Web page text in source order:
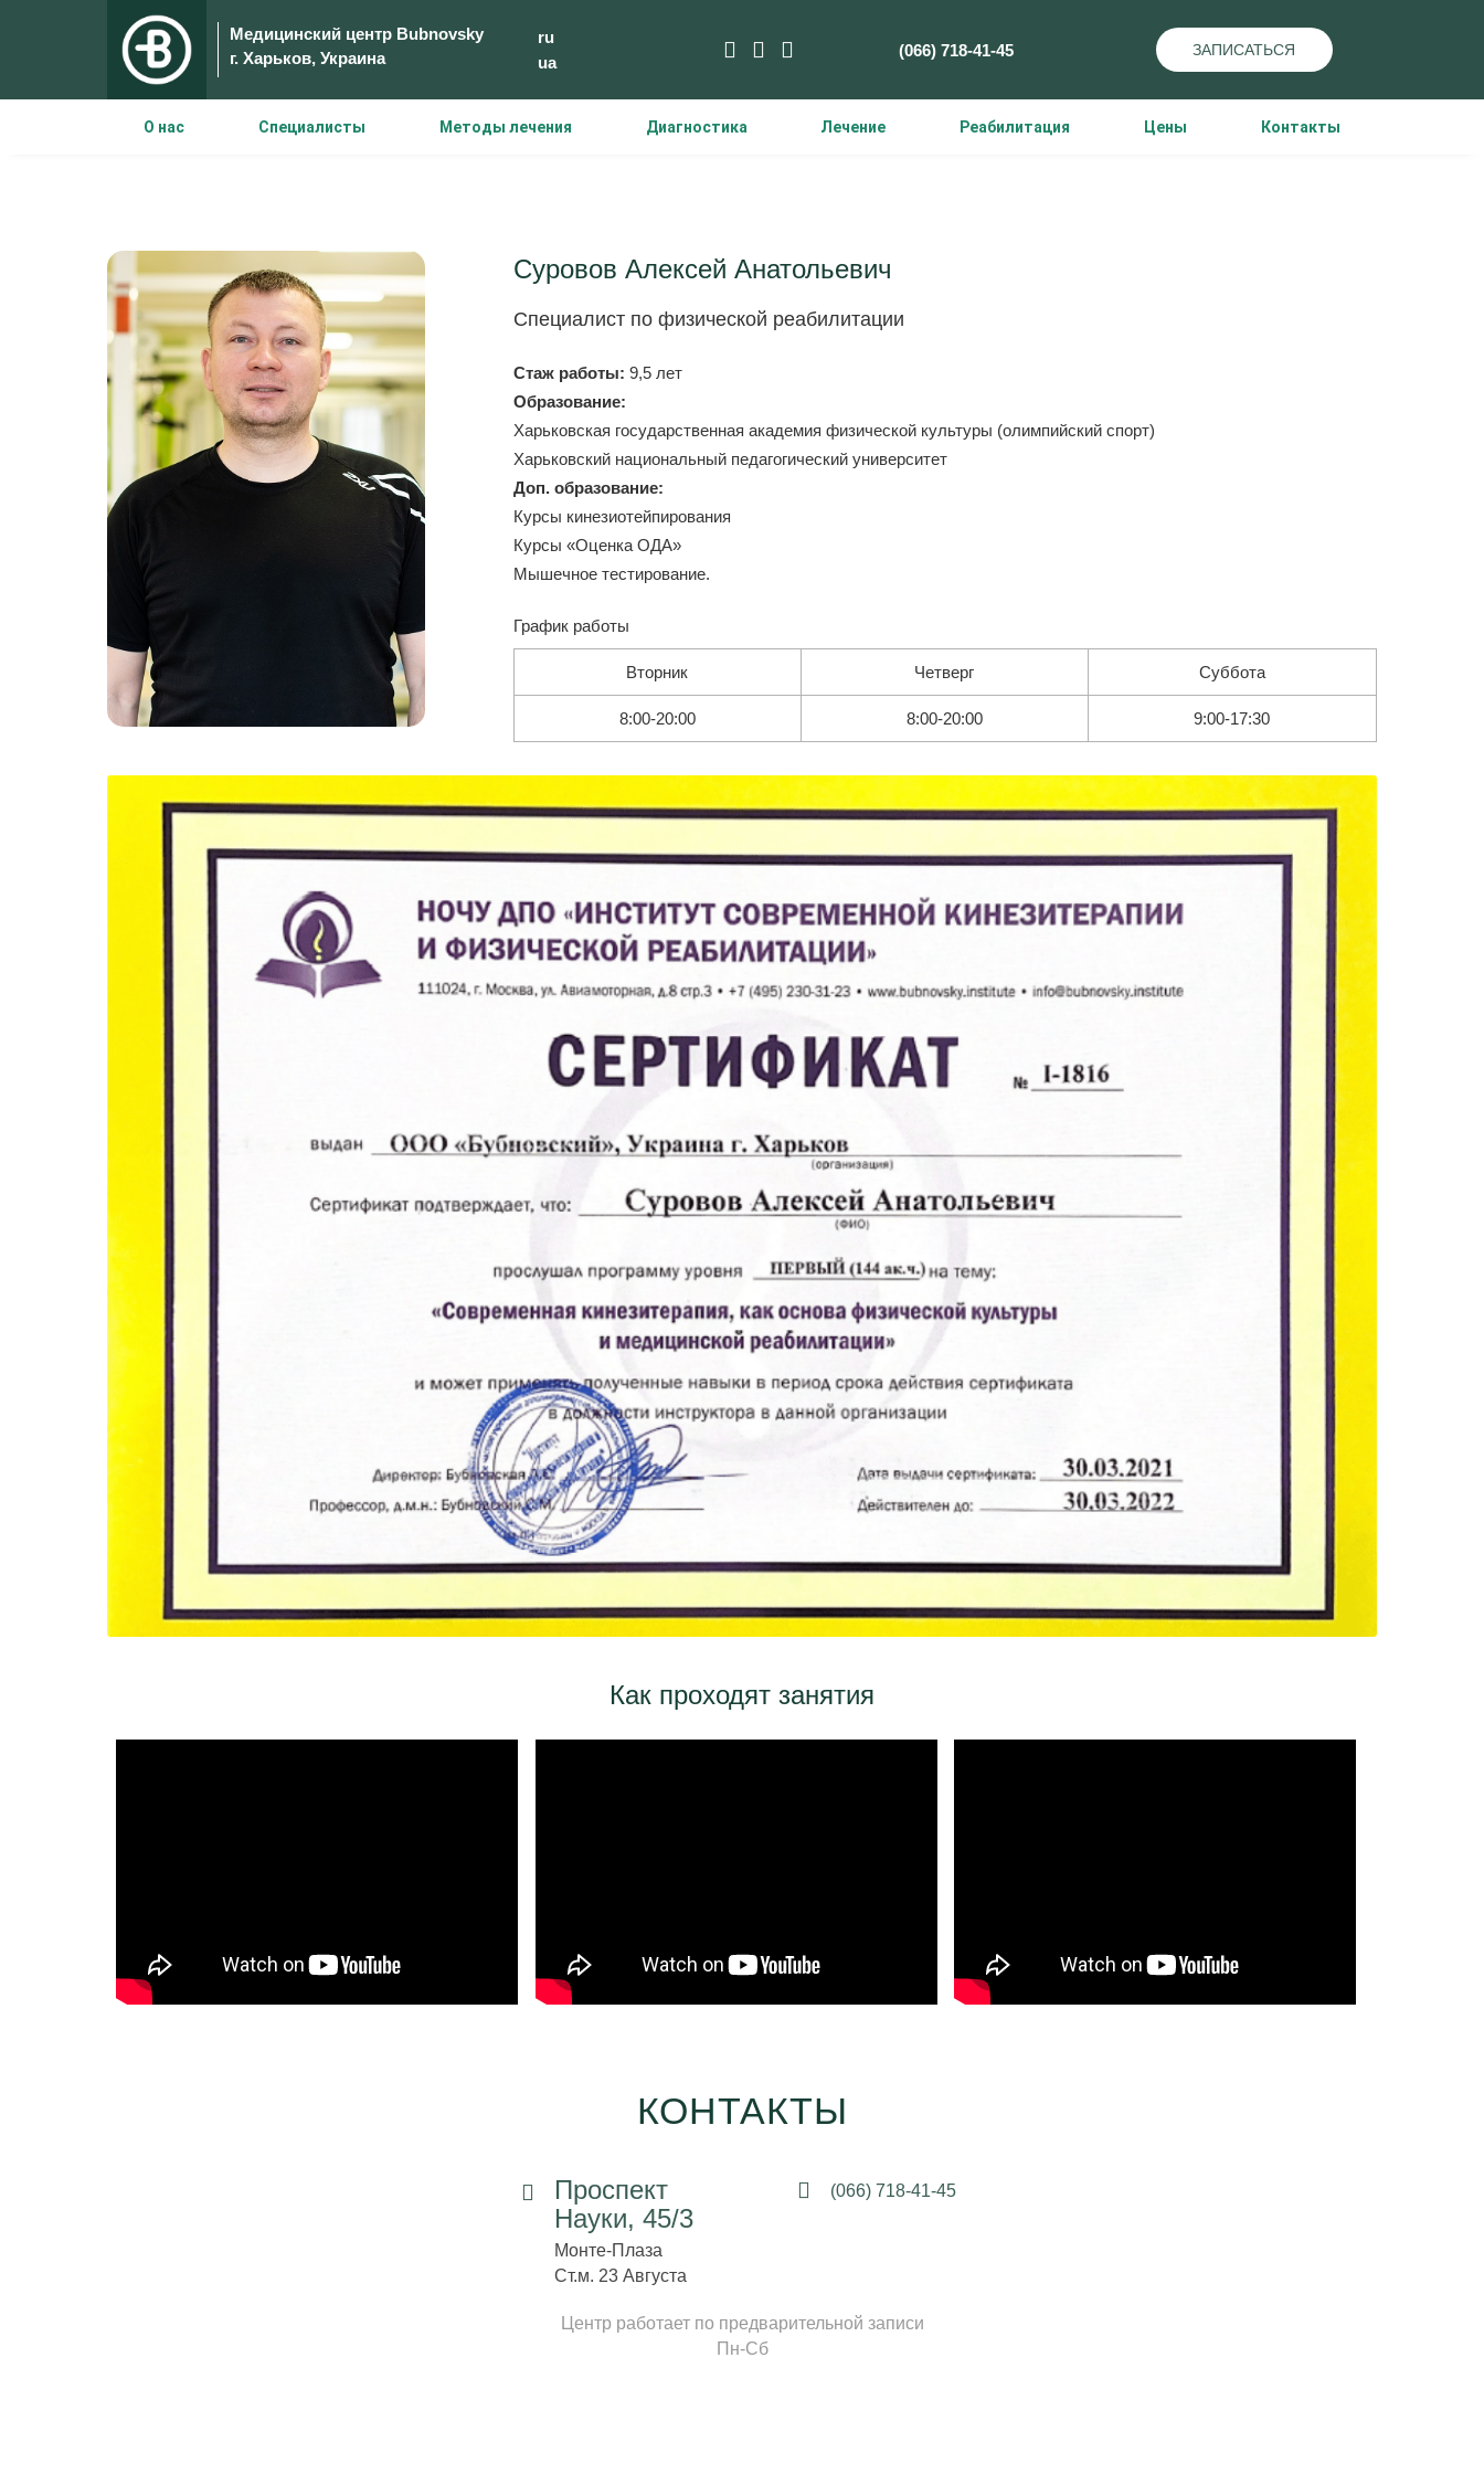
Медицинский центр Bubnovsky
г. Харьков, Украина
ru
ua
(066) 718-41-45 ЗАПИСАТЬСЯ
О нас Специалисты Методы лечения Диагностика Лечение Реабилитация Цены Контакты
Медицинский центр Bubnovsky >Наши специалисты>Суровов Алексей Анатольевич
Суровов Алексей Анатольевич
Специалист по физической реабилитации
Стаж работы: 9,5 лет
Образование:
Харьковская государственная академия физической культуры (олимпийский спорт)
Харьковский национальный педагогический университет
Доп. образование:
Курсы кинезиотейпирования
Курсы «Оценка ОДА»
Мышечное тестирование.
График работы
Вторник Четверг Суббота
8:00-20:00 8:00-20:00 9:00-17:30
Как проходят занятия
КОНТАКТЫ
Проспект
Науки, 45/3
Монте-Плаза
Ст.м. 23 Августа
(066) 718-41-45
Центр работает по предварительной записи
Пн-Сб